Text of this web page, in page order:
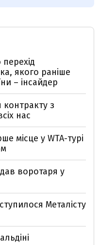
якого раніше
– інсайдер
з
нас
місце у WTA-турі
воротаря у
Металісту